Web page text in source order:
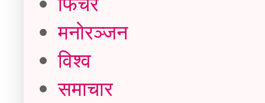
मनोरञ्जन
विश्व
समाचार